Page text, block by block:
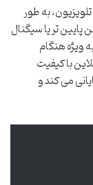
به طور
تر یا سیگنال
هنگام
با کیفیت
می کند و